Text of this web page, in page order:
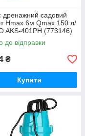
дренажний садовий
Hmax 6м Qmax 150 л/
AKS-401PH (773146)
до відправки
₴
Купити